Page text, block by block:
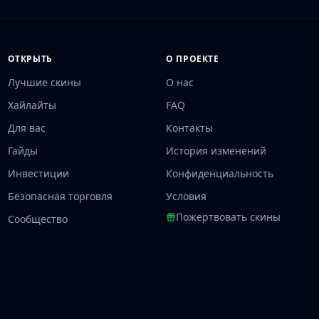
ОТКРЫТЬ
Лучшие скины
Хайлайты
Для вас
Гайды
Инвестиции
Безопасная торговля
Сообщество
О ПРОЕКТЕ
О нас
FAQ
Контакты
История изменений
Конфиденциальность
Условия
Пожертвовать скины